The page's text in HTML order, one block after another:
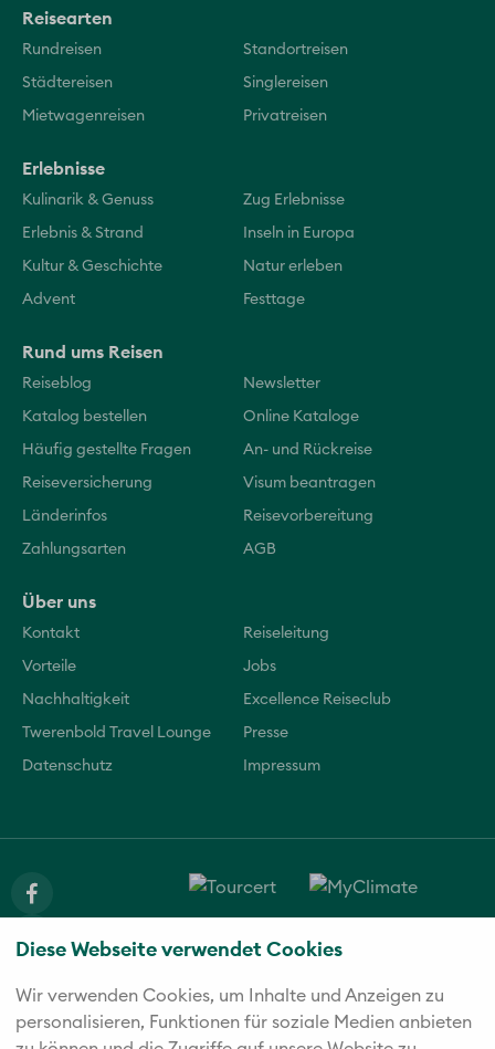
Diese Webseite verwendet Cookies
Wir verwenden Cookies, um Inhalte und Anzeigen zu
personalisieren, Funktionen für soziale Medien anbieten
Reisearten
Rundreisen Standortreisen
Städtereisen Singlereisen
Mietwagenreisen Privatreisen
Erlebnisse
Kulinarik & Genuss Zug Erlebnisse
Erlebnis & Strand Inseln in Europa
Kultur & Geschichte Natur erleben
Advent Festtage
Rund ums Reisen
Reiseblog Newsletter
Katalog bestellen Online Kataloge
Häufig gestellte Fragen An- und Rückreise
Reiseversicherung Visum beantragen
Länderinfos Reisevorbereitung
Zahlungsarten AGB
Über uns
Kontakt Reiseleitung
Vorteile Jobs
Nachhaltigkeit Excellence Reiseclub
Twerenbold Travel Lounge Presse
Datenschutz Impressum